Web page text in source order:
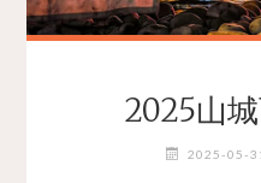
2025山
2025-05-